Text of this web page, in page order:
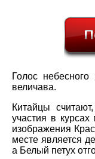
Голос небесного
величава.
Китайцы
участия в
изображения
месте является
а Белый петух